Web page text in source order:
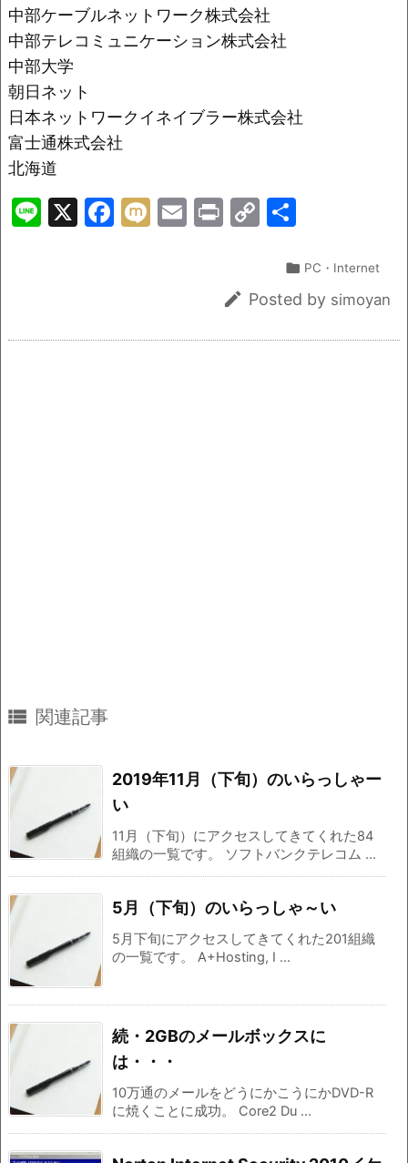
中部ケーブルネットワーク株式会社
中部テレコミュニケーション株式会社
中部大学
朝日ネット
日本ネットワークイネイブラー株式会社
富士通株式会社
北海道
Li X
F
M E
Pr C
y
 PC・Internet
 Posted by simoyan
 関連記事
2019年11月（下旬）のいらっしゃー
い
11月（下旬）にアクセスしてきてくれた84
組織の一覧です。 ソフトバンクテレコム ...
5月（下旬）のいらっしゃ～い
5月下旬にアクセスしてきてくれた201組織
の一覧です。 A+Hosting, I ...
続・2GBのメールボックスに
は・・・
10万通のメールをどうにかこうにかDVD-R
に焼くことに成功。 Core2 Du ...